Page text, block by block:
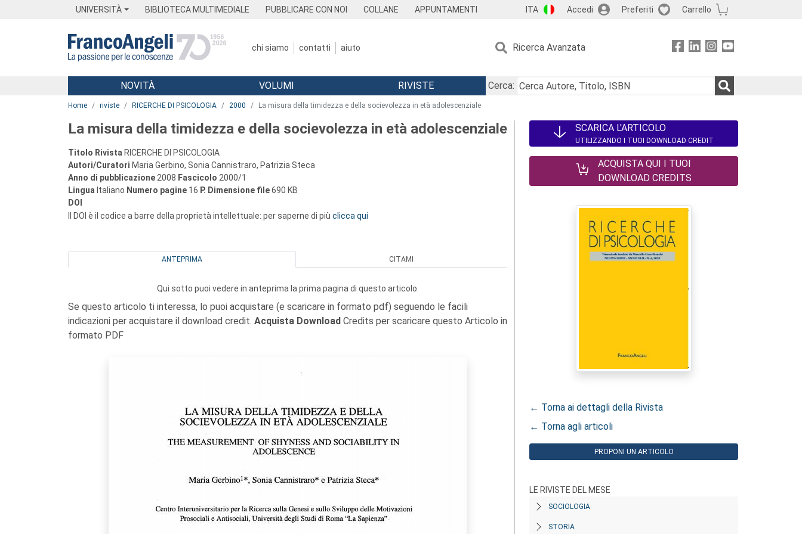
UNIVERSITÀ BIBLIOTECA MULTIMEDIALE PUBBLICARE CON NOI COLLANE APPUNTAMENTI ITA Accedi Preferiti Carrello
chi siamo contatti aiuto Ricerca Avanzata
Menu
NOVITÀ VOLUMI RIVISTE
Cerca:
Home riviste RICERCHE DI PSICOLOGIA 2000 La misura della timidezza e della socievolezza in età adolescenziale
La misura della timidezza e della socievolezza in età adolescenziale
Titolo Rivista RICERCHE DI PSICOLOGIA
Autori/Curatori Maria Gerbino, Sonia Cannistraro, Patrizia Steca
Anno di pubblicazione 2008 Fascicolo 2000/1
Lingua Italiano Numero pagine 16 P. Dimensione file690 KB
DOI
Il DOI è il codice a barre della proprietà intellettuale: per saperne di più clicca qui
ANTEPRIMA CITAMI
Qui sotto puoi vedere in anteprima la prima pagina di questo articolo.
Se questo articolo ti interessa, lo puoi acquistare (e scaricare in formato pdf) seguendo le facili
indicazioni per acquistare il download credit. Acquista Download Credits per scaricare questo Articolo in
formato PDF
SCARICA L'ARTICOLO
UTILIZZANDO I TUOI DOWNLOAD CREDIT
ACQUISTA QUI I TUOI
DOWNLOAD CREDITS
← Torna ai dettagli della Rivista
← Torna agli articoli
PROPONI UN ARTICOLO
LE RIVISTE DEL MESE
SOCIOLOGIA
STORIA